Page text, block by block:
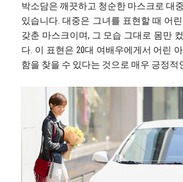
박소담은 깨끗하고 청순한 마스크로 대
있습니다. 대중은 그녀를 표현할 때 어
갖춘 마스크이며, 그 모습 그대로 몸만
다. 이 표현은 20대 여배우에게서 어린
함을 찾을 수 있다는 것으로 매우 긍정적